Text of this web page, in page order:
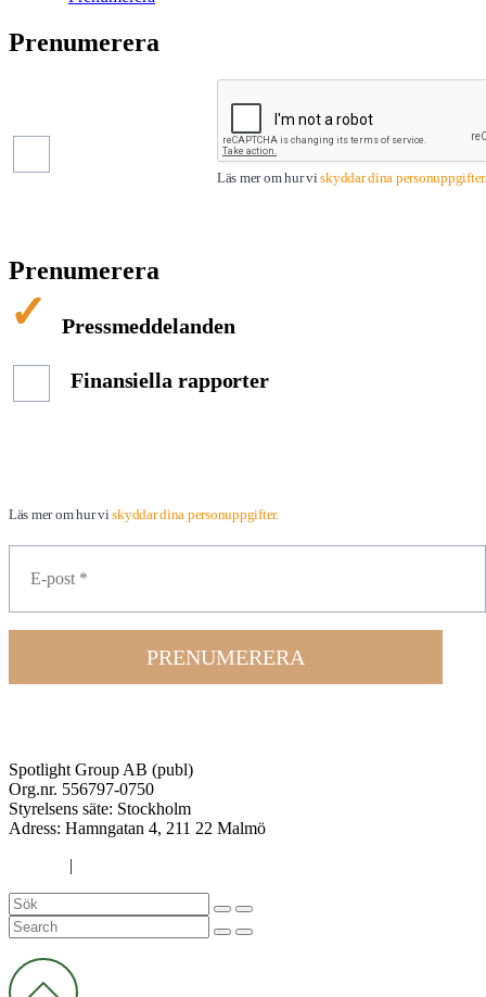
Prenumerera
Läs mer om hur viskyddar dina personuppgifter.
Prenumerera
Pressmeddelanden
Finansiella rapporter
Läs mer om hur viskyddar dina personuppgifter.
PRENUMERERA
Spotlight Group AB (publ)
Org.nr. 556797-0750
Styrelsens säte: Stockholm
Adress: Hamngatan 4, 211 22 Malmö
|